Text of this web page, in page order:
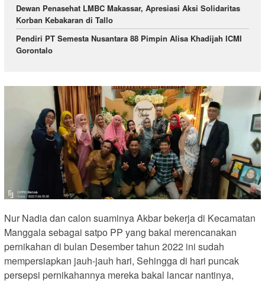
Dewan Penasehat LMBC Makassar, Apresiasi Aksi Solidaritas
Korban Kebakaran di Tallo
Pendiri PT Semesta Nusantara 88 Pimpin Alisa Khadijah ICMI
Gorontalo
Nur Nadia dan calon suaminya Akbar bekerja di Kecamatan
Manggala sebagai satpo PP yang bakal merencanakan
pernikahan di bulan Desember tahun 2022 ini sudah
mempersiapkan jauh-jauh hari, Sehingga di hari puncak
persepsi pernikahannya mereka bakal lancar nantinya,